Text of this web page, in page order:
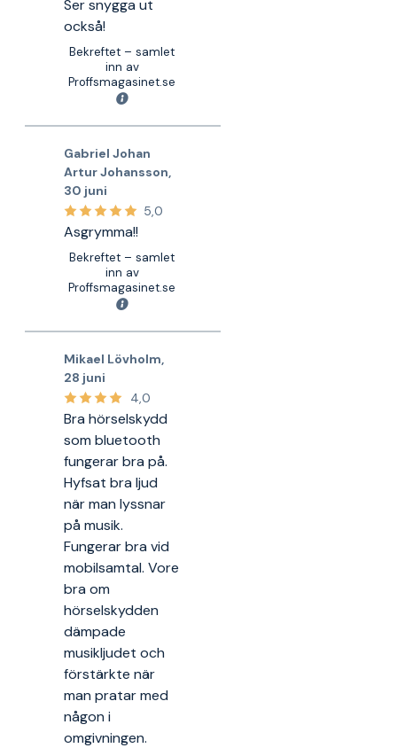
Ser snygga ut
också!
Bekreftet – samlet
inn av
Proffsmagasinet.se
Gabriel Johan
Artur Johansson
30 juni
5,0
Asgrymma!!
Bekreftet – samlet
inn av
Proffsmagasinet.se
Mikael Lövholm
28 juni
4,0
Bra hörselskydd
som bluetooth
fungerar bra på.
Hyfsat bra ljud
när man lyssnar
på musik.
Fungerar bra vid
mobilsamtal. Vore
bra om
hörselskydden
dämpade
musikljudet och
förstärkte när
man pratar med
någon i
omgivningen.